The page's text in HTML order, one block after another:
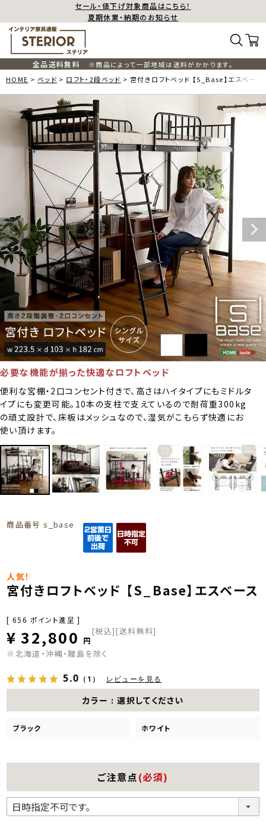
セール・値下げ対象商品はこちら！
夏期休業・納期のお知らせ
全品送料無料
※商品によって一部地域は送料がかかります。
HOME
ベッド ロフト・2段ベッド 宮付きロフトベッド 【S_Base】エスベース
必要な機能が揃った快適なロフトベッド
便利な宮棚・2口コンセント付きで、高さはハイタイプにもミドルタ
イプにも変更可能。10本の支柱で支えているので耐荷重300kg
の頑丈設計で、床板はメッシュなので、湿気がこもらず快適にお
使い頂けます。
商品番号 s_base
人気！
宮付きロフトベッド 【S_Base】エスベース
[ 656 ポイント進呈 ]
¥ 32,800 税込 [送料無料]
※北海道・沖縄・離島を除く
5.0 （1） レビューを見る
カラー 選択してください
ブラック ホワイト
ご注意点 (必須)